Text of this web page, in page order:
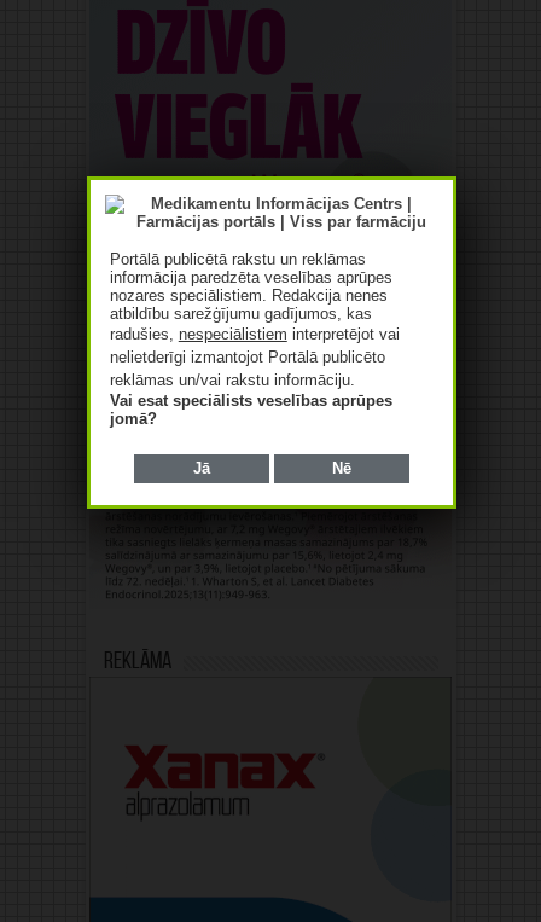
Reklāma
Portālā publicētā rakstu un reklāmas
informācija paredzēta veselības aprūpes
nozares speciālistiem. Redakcija nenes
atbildību sarežģījumu gadījumos, kas
radušies, nespeciālistiem interpretējot vai
nelietderīgi izmantojot Portālā publicēto
reklāmas un/vai rakstu informāciju.
Vai esat speciālists veselības aprūpes
jomā?
Jā Nē